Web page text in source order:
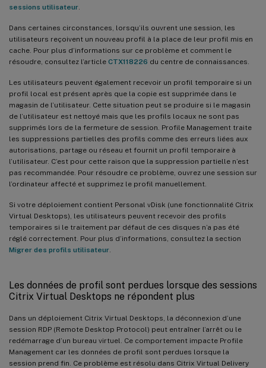
sessions utilisateur
Dans certaines circonstances, lorsqu’ils ouvrent une session, les
utilisateurs reçoivent un nouveau profil à la place de leur profil mis en
cache. Pour plus d’informations sur ce problème et comment le
résoudre, consultez l’article CTX118226 du centre de connaissances.
Les utilisateurs peuvent également recevoir un profil temporaire si un
profil local est présent après que la copie est supprimée dans le
magasin de l’utilisateur. Cette situation peut se produire si le magasin
de l’utilisateur est nettoyé mais que les profils locaux ne sont pas
supprimés lors de la fermeture de session. Profile Management traite
les suppressions partielles des profils comme des erreurs liées aux
autorisations, partage ou réseau et fournit un profil temporaire à
l’utilisateur. C’est pour cette raison que la suppression partielle n’est
pas recommandée. Pour résoudre ce problème, ouvrez une session sur
l’ordinateur affecté et supprimez le profil manuellement.
Si votre déploiement contient Personal vDisk (une fonctionnalité Citrix
Virtual Desktops), les utilisateurs peuvent recevoir des profils
temporaires si le traitement par défaut de ces disques n’a pas été
réglé correctement. Pour plus d’informations, consultez la section
Migrer des profils utilisateur
Les données de profil sont perdues lorsque des sessions
Citrix Virtual Desktops ne répondent plus
Dans un déploiement Citrix Virtual Desktops, la déconnexion d’une
session RDP (Remote Desktop Protocol) peut entraîner l’arrêt ou le
redémarrage d’un bureau virtuel. Ce comportement impacte Profile
Management car les données de profil sont perdues lorsque la
session prend fin. Ce problème est résolu dans Citrix Virtual Delivery